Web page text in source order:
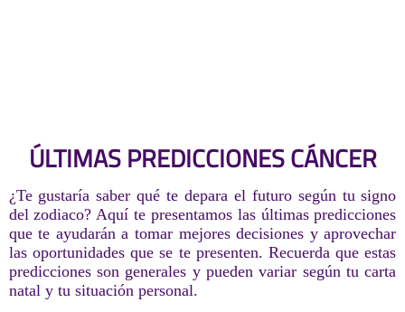
ÚLTIMAS PREDICCIONES CÁNCER
¿Te gustaría saber qué te depara el futuro según tu signo
del zodiaco? Aquí te presentamos las últimas predicciones
que te ayudarán a tomar mejores decisiones y aprovechar
las oportunidades que se te presenten. Recuerda que estas
predicciones son generales y pueden variar según tu carta
natal y tu situación personal.